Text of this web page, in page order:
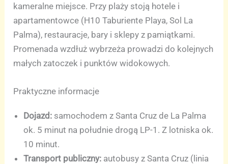
kameralne miejsce. Przy plaży stoją hotele i
apartamentowce (H10 Taburiente Playa, Sol La
Palma), restauracje, bary i sklepy z pamiątkami.
Promenada wzdłuż wybrzeża prowadzi do kolejnych
małych zatoczek i punktów widokowych.
Praktyczne informacje
Dojazd: samochodem z Santa Cruz de La Palma
ok. 5 minut na południe drogą LP-1. Z lotniska ok.
10 minut.
Transport publiczny: autobusy z Santa Cruz (linia